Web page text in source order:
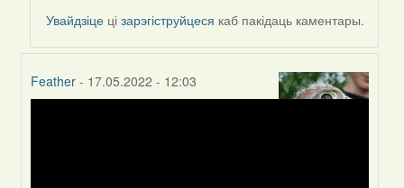
Увайдзіце цізарэгіструйцеся каб пакідаць каментары.
Feather - 17.05.2022 - 12:03